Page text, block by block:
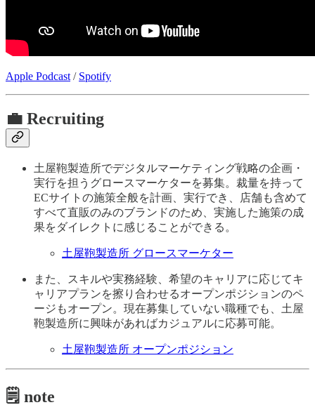
Apple Podcast / Spotify
💼 Recruiting
土屋鞄製造所でデジタルマーケティング戦略の企画・
実行を担うグロースマーケターを募集。裁量を持って
ECサイトの施策全般を計画、実行でき、店舗も含めて
すべて直販のみのブランドのため、実施した施策の成
果をダイレクトに感じることができる。
土屋鞄製造所 グロースマーケター
また、スキルや実務経験、希望のキャリアに応じてキ
ャリアプランを擦り合わせるオープンポジションのペ
ージもオープン。現在募集していない職種でも、土屋
鞄製造所に興味があればカジュアルに応募可能。
土屋鞄製造所 オープンポジション
🗒️ note